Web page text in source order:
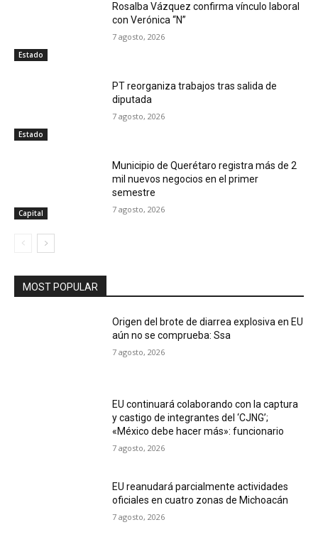
Estado
Rosalba Vázquez confirma vínculo laboral
con Verónica “N”
7 agosto, 2026
Estado
PT reorganiza trabajos tras salida de
diputada
7 agosto, 2026
Capital
Municipio de Querétaro registra más de 2
mil nuevos negocios en el primer
semestre
7 agosto, 2026
MOST POPULAR
Origen del brote de diarrea explosiva en EU
aún no se comprueba: Ssa
7 agosto, 2026
EU continuará colaborando con la captura
y castigo de integrantes del ‘CJNG’;
«México debe hacer más»: funcionario
7 agosto, 2026
EU reanudará parcialmente actividades
oficiales en cuatro zonas de Michoacán
7 agosto, 2026